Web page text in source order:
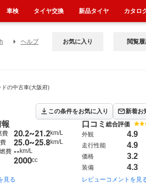
ヘルプ お気に入り 閲覧
ドの中古車(大阪府)
この条件をお気に入り 新着お
費 20.2~21.2km/L
25.0~25.8km/L
費 -- km/L
2000cc
見る
口コミ 総合評価
外観 4.9
走行性能 4.9
価格 3.2
装備 4.3
レビューコメントを見
車検 タイヤ交換 新品タイヤ カタロ